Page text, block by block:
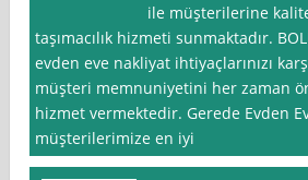
ile müşterilerine
taşımacılık hizmeti sunmaktadır.
evden eve nakliyat ihtiyaçlarınızı
müşteri memnuniyetini her zaman
hizmet vermektedir. Gerede Evden
müşterilerimize en iyi